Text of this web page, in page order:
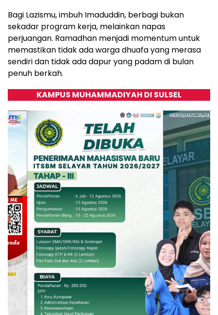
Bagi Lazismu, imbuh Imaduddin, berbagi bukan
sekadar program kerja, melainkan napas
perjuangan. Ramadhan menjadi momentum untuk
memastikan tidak ada warga dhuafa yang merasa
sendiri dan tidak ada dapur yang padam di bulan
penuh berkah.
KAMPUS MUHAMMADIYAH DI SULSEL